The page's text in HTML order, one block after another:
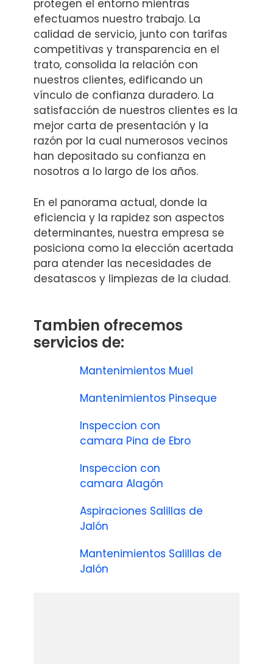
protegen el entorno mientras
efectuamos nuestro trabajo. La
calidad de servicio, junto con tarifas
competitivas y transparencia en el
trato, consolida la relación con
nuestros clientes, edificando un
vínculo de confianza duradero. La
satisfacción de nuestros clientes es la
mejor carta de presentación y la
razón por la cual numerosos vecinos
han depositado su confianza en
nosotros a lo largo de los años.
En el panorama actual, donde la
eficiencia y la rapidez son aspectos
determinantes, nuestra empresa se
posiciona como la elección acertada
para atender las necesidades de
desatascos y limpiezas de la ciudad.
Tambien ofrecemos
servicios de:
Mantenimientos Muel
Mantenimientos Pinseque
Inspeccion con
camara Pina de Ebro
Inspeccion con
camara Alagón
Aspiraciones Salillas de
Jalón
Mantenimientos Salillas de
Jalón